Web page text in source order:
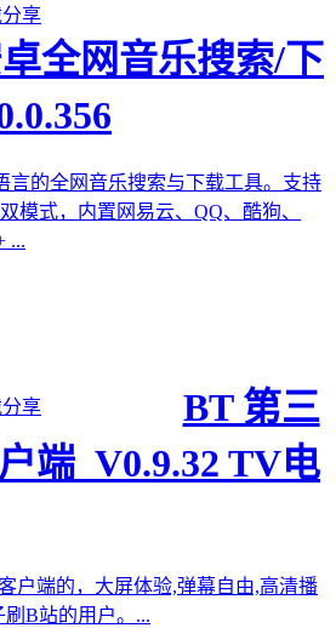
享
全网音乐搜索/下
言的全网音乐搜索与下载工具。支持
模式，内置网易云、QQ、酷狗、
...
享
BT 第三
端_V0.9.32 TV电
户端的，大屏体验,弹幕自由,高清播
B站的用户。...